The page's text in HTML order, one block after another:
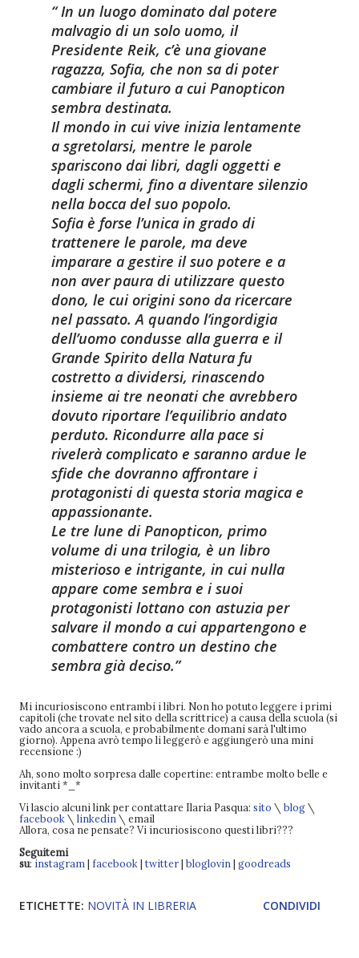
In un luogo dominato dal potere
malvagio di un solo uomo, il
Presidente Reik, c’è una giovane
ragazza, Sofia, che non sa di poter
cambiare il futuro a cui Panopticon
sembra destinata.
Il mondo in cui vive inizia lentamente
a sgretolarsi, mentre le parole
spariscono dai libri, dagli oggetti e
dagli schermi, fino a diventare silenzio
nella bocca del suo popolo.
Sofia è forse l’unica in grado di
trattenere le parole, ma deve
imparare a gestire il suo potere e a
non aver paura di utilizzare questo
dono, le cui origini sono da ricercare
nel passato. A quando l’ingordigia
dell’uomo condusse alla guerra e il
Grande Spirito della Natura fu
costretto a dividersi, rinascendo
insieme ai tre neonati che avrebbero
dovuto riportare l’equilibrio andato
perduto. Ricondurre alla pace si
rivelerà complicato e saranno ardue le
sfide che dovranno affrontare i
protagonisti di questa storia magica e
appassionante.
Le tre lune di Panopticon, primo
volume di una trilogia, è un libro
misterioso e intrigante, in cui nulla
appare come sembra e i suoi
protagonisti lottano con astuzia per
salvare il mondo a cui appartengono e
combattere contro un destino che
sembra già deciso.
Mi incuriosiscono entrambi i libri. Non ho potuto leggere i primi
capitoli (che trovate nel sito della scrittrice) a causa della scuola (si
vado ancora a scuola, e probabilmente domani sarà l'ultimo
giorno). Appena avrò tempo li leggerò e aggiungerò una mini
recensione :)
Ah, sono molto sorpresa dalle copertine: entrambe molto belle e
invitanti *_*
Vi lascio alcuni link per contattare Ilaria Pasqua: sito \ blog\
facebook\ linkedin \ email
Allora, cosa ne pensate? Vi incuriosiscono questi libri???
Seguitemi
su:instagram | facebook| twitter| bloglovin | goodreads
ETICHETTE: NOVITÀ IN LIBRERIA CONDIVIDI